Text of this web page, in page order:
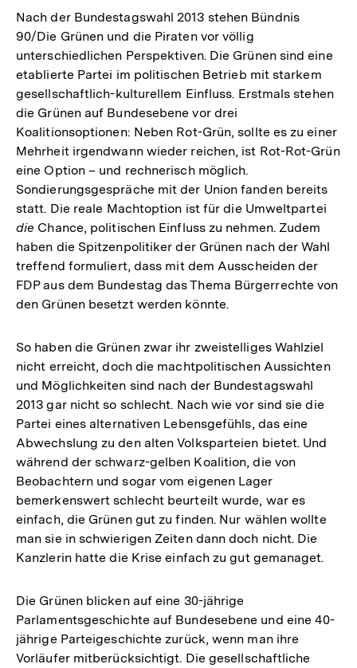
Nach der Bundestagswahl 2013 stehen Bündnis
90/Die Grünen und die Piraten vor völlig
unterschiedlichen Perspektiven. Die Grünen sind eine
etablierte Partei im politischen Betrieb mit starkem
gesellschaftlich-kulturellem Einfluss. Erstmals stehen
die Grünen auf Bundesebene vor drei
Koalitionsoptionen: Neben Rot-Grün, sollte es zu einer
Mehrheit irgendwann wieder reichen, ist Rot-Rot-Grün
eine Option – und rechnerisch möglich.
Sondierungsgespräche mit der Union fanden bereits
statt. Die reale Machtoption ist für die Umweltpartei
die Chance, politischen Einfluss zu nehmen. Zudem
haben die Spitzenpolitiker der Grünen nach der Wahl
treffend formuliert, dass mit dem Ausscheiden der
FDP aus dem Bundestag das Thema Bürgerrechte von
den Grünen besetzt werden könnte.
So haben die Grünen zwar ihr zweistelliges Wahlziel
nicht erreicht, doch die machtpolitischen Aussichten
und Möglichkeiten sind nach der Bundestagswahl
2013 gar nicht so schlecht. Nach wie vor sind sie die
Partei eines alternativen Lebensgefühls, das eine
Abwechslung zu den alten Volksparteien bietet. Und
während der schwarz-gelben Koalition, die von
Beobachtern und sogar vom eigenen Lager
bemerkenswert schlecht beurteilt wurde, war es
einfach, die Grünen gut zu finden. Nur wählen wollte
man sie in schwierigen Zeiten dann doch nicht. Die
Kanzlerin hatte die Krise einfach zu gut gemanaget.
Die Grünen blicken auf eine 30-jährige
Parlamentsgeschichte auf Bundesebene und eine 40-
jährige Parteigeschichte zurück, wenn man ihre
Vorläufer mitberücksichtigt. Die gesellschaftliche